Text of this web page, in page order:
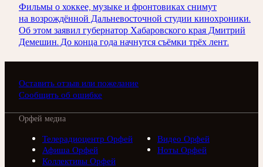
Фильмы о хоккее, музыке и фронтовиках снимут
на возрождённой Дальневосточной студии кинохроники.
Об этом заявил губернатор Хабаровского края Дмитрий
Демешин. До конца года начнутся съёмки трёх лент.
Оставить отзыв или пожелание
Сообщить об ошибке
Орфей медиа
Телерадиоцентр Орфей
Видео Орфей
Афиша Орфей
Ноты Орфей
Коллективы Орфей